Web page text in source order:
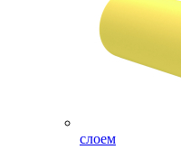
слоем